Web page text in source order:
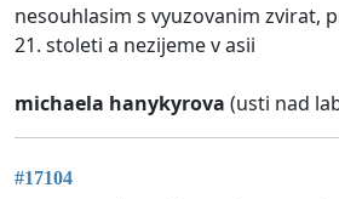
nesouhlasim s vyuzovanim zvirat,
21. stoleti a nezijeme v asii
michaela hanykyrova (usti nad
#17104